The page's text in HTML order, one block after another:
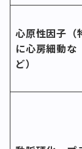
心原性因子（
に心房細動な
ど）